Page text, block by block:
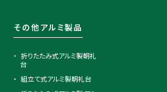
その他アルミ製品
折りたたみ式アルミ製朝礼
台
組立て式アルミ製朝礼台